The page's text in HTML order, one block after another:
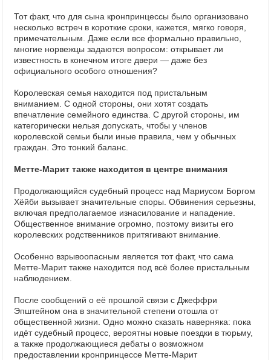
Тот факт, что для сына кронпринцессы было организовано
несколько встреч в короткие сроки, кажется, мягко говоря,
примечательным. Даже если все формально правильно,
многие норвежцы задаются вопросом: открывает ли
известность в конечном итоге двери — даже без
официального особого отношения?
Королевская семья находится под пристальным
вниманием. С одной стороны, они хотят создать
впечатление семейного единства. С другой стороны, им
категорически нельзя допускать, чтобы у членов
королевской семьи были иные правила, чем у обычных
граждан. Это тонкий баланс.
Метте-Марит также находится в центре внимания
Продолжающийся судебный процесс над Мариусом Боргом
Хёйби вызывает значительные споры. Обвинения серьезны,
включая предполагаемое изнасилование и нападение.
Общественное внимание огромно, поэтому визиты его
королевских родственников притягивают внимание.
Особенно взрывоопасным является тот факт, что сама
Метте-Марит также находится под всё более пристальным
наблюдением.
После сообщений о её прошлой связи с Джеффри
Эпштейном она в значительной степени отошла от
общественной жизни. Одно можно сказать наверняка: пока
идёт судебный процесс, вероятны новые поездки в тюрьму,
а также продолжающиеся дебаты о возможном
предоставлении кронпринцессе Метте-Марит